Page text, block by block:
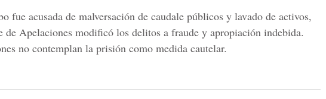
fue acusada de malversación de caudale públicos y lavado de activos,
de Apelaciones modificó los delitos a fraude y apropiación indebida.
no contemplan la prisión como medida cautelar.